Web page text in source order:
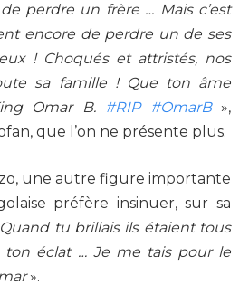
perdre un frère … Mais c’est
encore de perdre un de ses
! Choqués et attristés, nos
sa famille ! Que ton âme
Omar B. #RIP #OmarB»,
que l’on ne présente plus.
une autre figure importante
préfère insinuer, sur sa
Quand tu brillais ils étaient tous
éclat … Je me tais pour le
».